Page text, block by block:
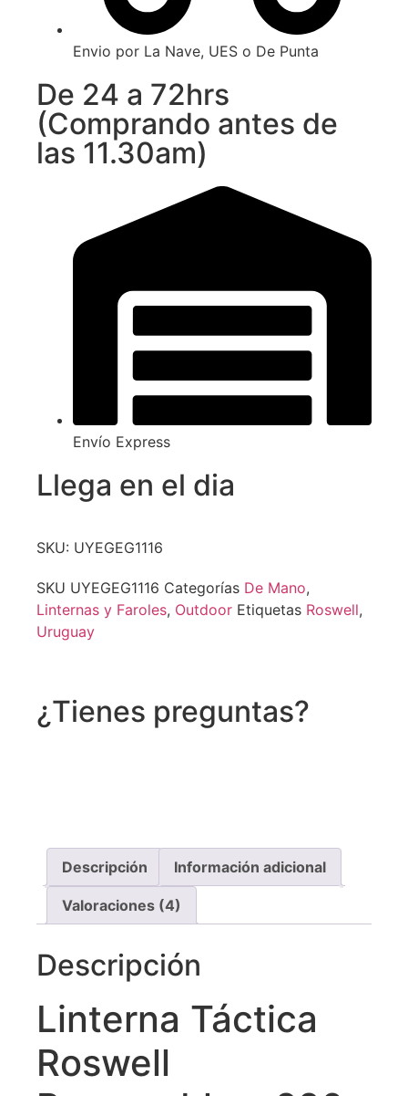
Envio por La Nave, UES o De Punta
De 24 a 72hrs
(Comprando antes de
las 11.30am)
Envío Express
Llega en el dia
SKU: UYEGEG1116
SKU UYEGEG1116 Categorías De Mano,
Linternas y Faroles, Outdoor Etiquetas Roswell,
Uruguay
¿Tienes preguntas?
Descripción Información adicional
Valoraciones (4)
Descripción
Linterna Táctica
Roswell